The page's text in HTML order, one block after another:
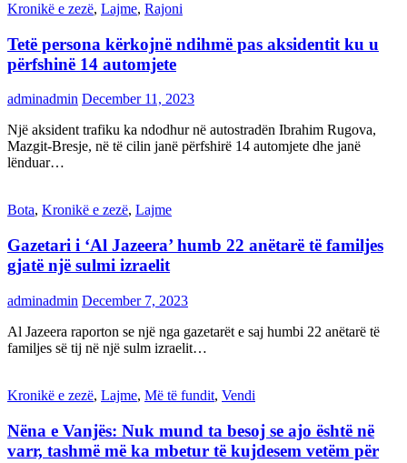
Kronikë e zezë, Lajme, Rajoni
Tetë persona kërkojnë ndihmë pas aksidentit ku u
përfshinë 14 automjete
adminadmin December 11, 2023
Një aksident trafiku ka ndodhur në autostradën Ibrahim Rugova,
Mazgit-Bresje, në të cilin janë përfshirë 14 automjete dhe janë
lënduar…
Bota, Kronikë e zezë, Lajme
Gazetari i ‘Al Jazeera’ humb 22 anëtarë të familjes
gjatë një sulmi izraelit
adminadmin December 7, 2023
Al Jazeera raporton se një nga gazetarët e saj humbi 22 anëtarë të
familjes së tij në një sulm izraelit…
Kronikë e zezë, Lajme, Më të fundit, Vendi
Nëna e Vanjës: Nuk mund ta besoj se ajo është në
varr, tashmë më ka mbetur të kujdesem vetëm për